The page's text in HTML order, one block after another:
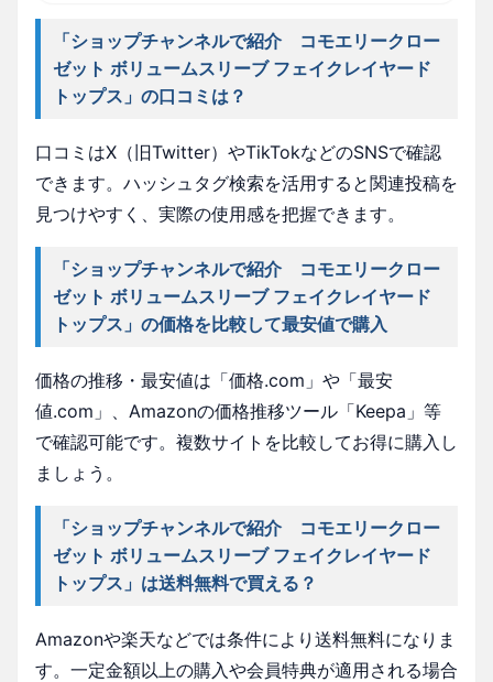
「ショップチャンネルで紹介 コモエリークロー
ゼット ボリュームスリーブ フェイクレイヤード
トップス」の口コミは？
口コミはX（旧Twitter）やTikTokなどのSNSで確認
できます。ハッシュタグ検索を活用すると関連投稿を
見つけやすく、実際の使用感を把握できます。
「ショップチャンネルで紹介 コモエリークロー
ゼット ボリュームスリーブ フェイクレイヤード
トップス」の価格を比較して最安値で購入
価格の推移・最安値は「価格.com」や「最安
値.com」、Amazonの価格推移ツール「Keepa」等
で確認可能です。複数サイトを比較してお得に購入し
ましょう。
「ショップチャンネルで紹介 コモエリークロー
ゼット ボリュームスリーブ フェイクレイヤード
トップス」は送料無料で買える？
Amazonや楽天などでは条件により送料無料になりま
す。一定金額以上の購入や会員特典が適用される場合